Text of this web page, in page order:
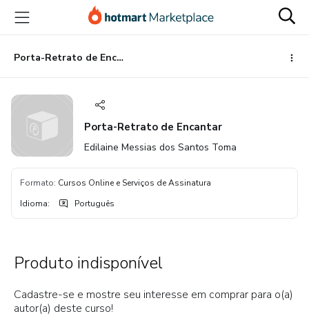
para
conteúdo
principal
para
pagamento
para
rodapé
Porta-Retrato de Encantar
Porta-Retrato de Encantar
Edilaine Messias dos Santos Toma
Formato: Cursos Online e Serviços de Assinatura
Idioma: Português
Produto indisponível
Cadastre-se e mostre seu interesse em comprar para o(a)
autor(a) deste curso!